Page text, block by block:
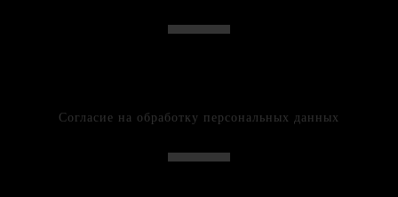
Согласие на обработку персональных данных